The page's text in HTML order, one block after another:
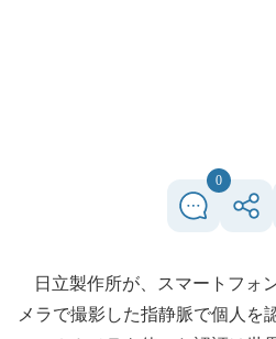
0
日立製作所が、スマートフォ
メラで撮影した指静脈で個人を